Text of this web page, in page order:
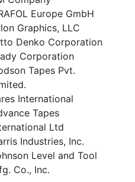
Europe GmbH
Graphics, LLC
Denko Corporation
Corporation
Tapes Pvt.
International
Tapes
Ltd
Industries, Inc.
Level and Tool
Co., Inc.